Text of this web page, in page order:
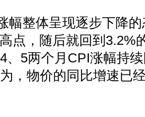
整体呈现逐步下降的
点，随后就回到3.2%
、5两个月CPI涨幅持
，物价的同比增速已